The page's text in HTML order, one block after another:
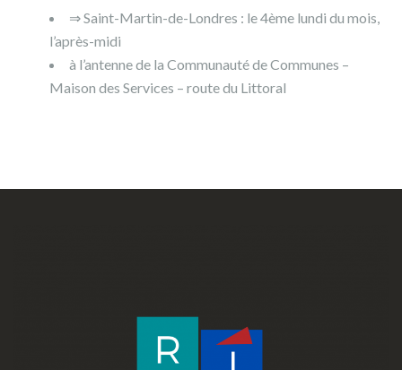
⇒ Saint-Martin-de-Londres : le 4ème lundi du mois,
l’après-midi
à l’antenne de la Communauté de Communes –
Maison des Services – route du Littoral